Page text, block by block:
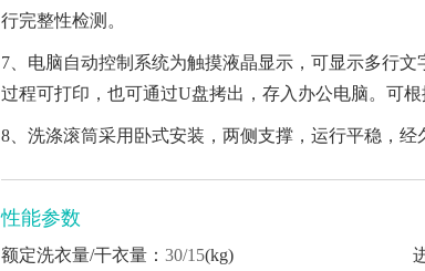
行完整性检测。
7、电脑自动控制系统为触摸液晶显示，可显示多行
过程可打印，也可通过U盘拷出，存入办公电脑。可
8、洗涤滚筒采用卧式安装，两侧支撑，运行平稳，经
性能参数
额定洗衣量/干衣量： 30/15(kg)